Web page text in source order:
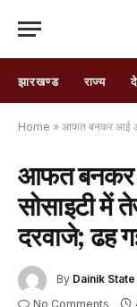
झारखण्ड राज्य
Home » आफत बनकर आई आंधी…
आफत बनकर
सोसाइटी में
दरवाजे; ढह
By Dainik
No Comments